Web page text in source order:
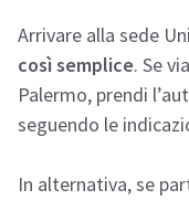
Arrivare alla sede
così semplice. Se
Palermo, prendi
seguendo le
In alternativa, se